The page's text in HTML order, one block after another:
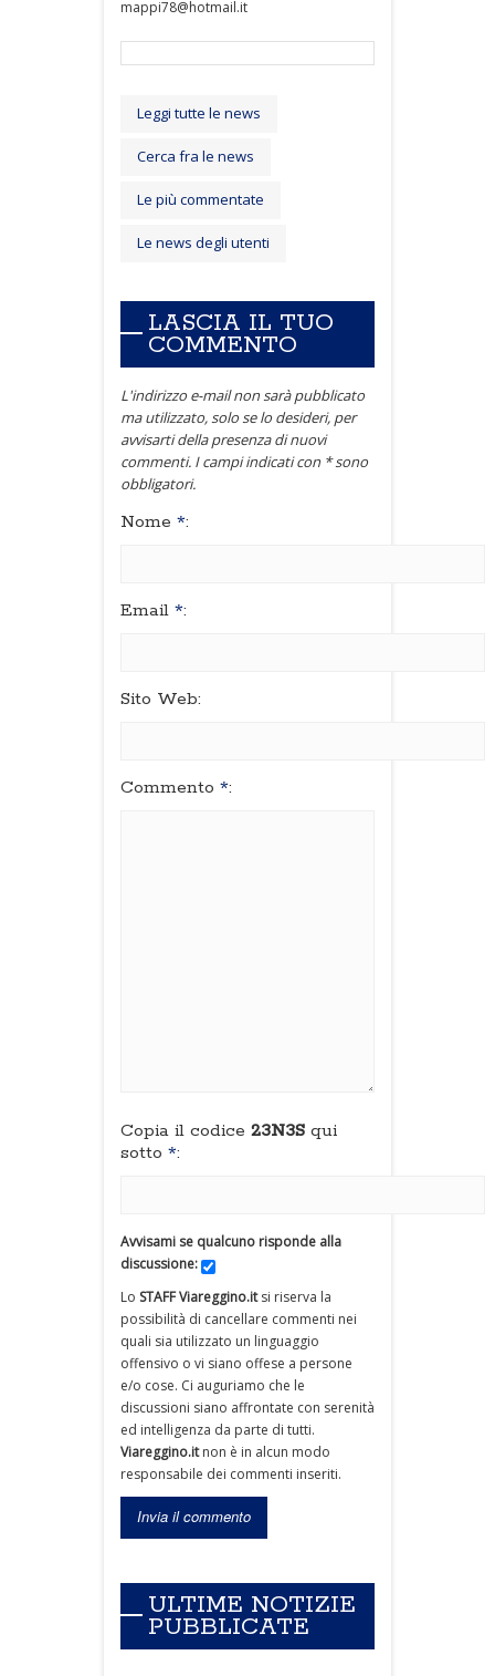
mappi78@hotmail.it
Leggi tutte le news
Cerca fra le news
Le più commentate
Le news degli utenti
LASCIA IL TUO
COMMENTO
L'indirizzo e-mail non sarà pubblicato
ma utilizzato, solo se lo desideri, per
avvisarti della presenza di nuovi
commenti. I campi indicati con * sono
obbligatori.
Nome *:
Email *:
Sito Web:
Commento *:
Copia il codice 23N3S qui
sotto *:
Avvisami se qualcuno risponde alla
discussione:
Lo STAFF Viareggino.itsi riserva la
possibilità di cancellare commenti nei
quali sia utilizzato un linguaggio
offensivo o vi siano offese a persone
e/o cose. Ci auguriamo che le
discussioni siano affrontate con serenità
ed intelligenza da parte di tutti.
Viareggino.itnon è in alcun modo
responsabile dei commenti inseriti.
ULTIME NOTIZIE
PUBBLICATE